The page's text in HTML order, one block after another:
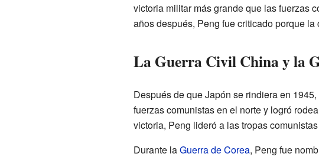
victoria militar más grande que las fuerzas
años después, Peng fue criticado porque
La Guerra Civil China y la
Después de que Japón se rindiera en
fuerzas comunistas en el norte y logró
victoria, Peng lideró a las tropas
Durante laGuerra de Corea, Peng fue